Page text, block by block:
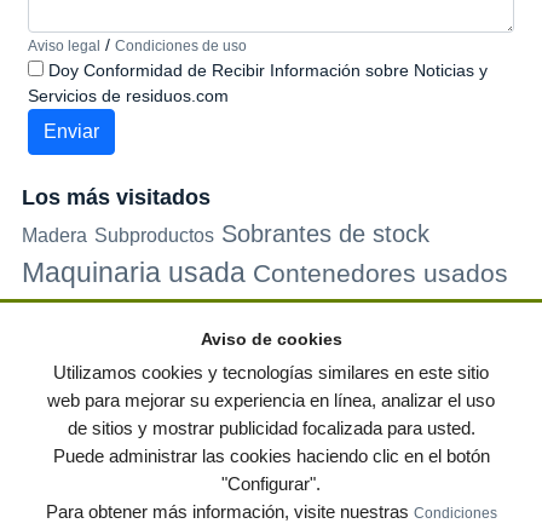
Aviso legal / Condiciones de uso
Doy Conformidad de Recibir Información sobre Noticias y
Servicios de residuos.com
Los más visitados
Madera Subproductos Sobrantes de stock
Maquinaria usada Contenedores usados
Palets de plastico Electrodomesticos
© residuos.com - Todos los derechos reservados Política de privacidad
Condiciones de uso|Contacto|Editores| Mapa web|Preguntas frecuentes
Publica tus anuncios gratis!
Aviso de cookies
Utilizamos cookies y tecnologías similares en este sitio
web para mejorar su experiencia en línea, analizar el uso
de sitios y mostrar publicidad focalizada para usted.
Puede administrar las cookies haciendo clic en el botón
"Configurar".
Para obtener más información, visite nuestras Condiciones